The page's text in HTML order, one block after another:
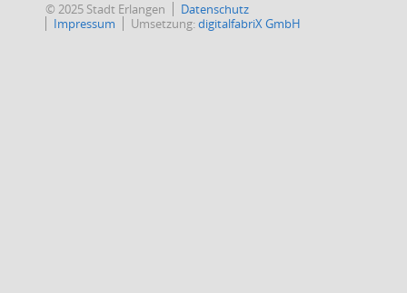
© 2025 Stadt Erlangen
Datenschutz
Impressum
Umsetzung:digitalfabriX GmbH